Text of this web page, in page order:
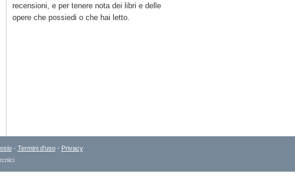
recensioni, e per tenere nota dei libri e delle
opere che possiedi o che hai letto.
- Termini d'uso- Privacy